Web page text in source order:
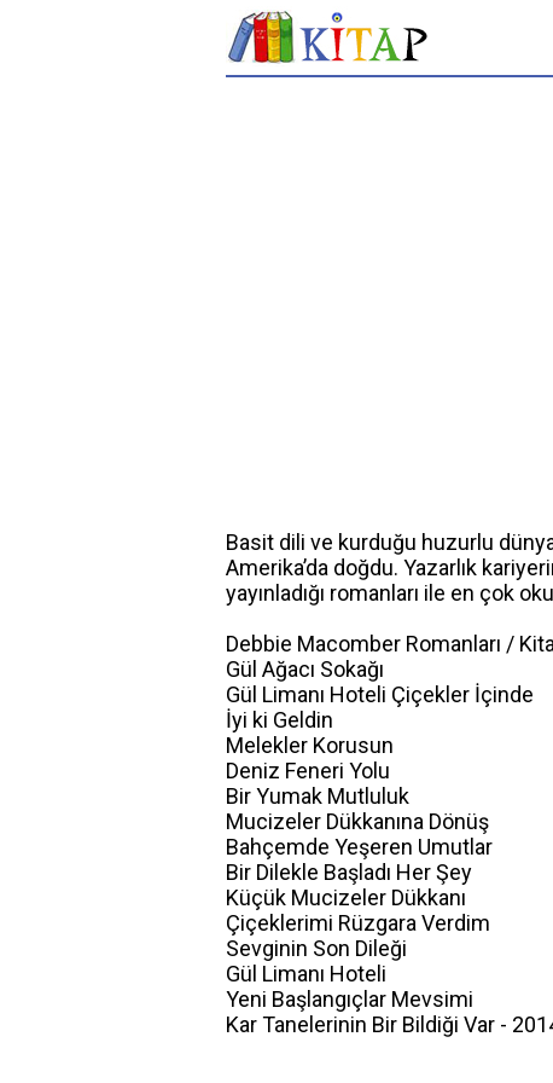
Basit dili ve kurduğu huzurlu
Amerika’da doğdu. Yazarlık
yayınladığı romanları ile en çok
Debbie Macomber Romanları /
Gül Ağacı Sokağı
Gül Limanı Hoteli Çiçekler İçinde
İyi ki Geldin
Melekler Korusun
Deniz Feneri Yolu
Bir Yumak Mutluluk
Mucizeler Dükkanına Dönüş
Bahçemde Yeşeren Umutlar
Bir Dilekle Başladı Her Şey
Küçük Mucizeler Dükkanı
Çiçeklerimi Rüzgara Verdim
Sevginin Son Dileği
Gül Limanı Hoteli
Yeni Başlangıçlar Mevsimi
Kar Tanelerinin Bir Bildiği Var -